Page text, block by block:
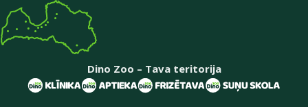
Dino Zoo – Tava teritorija